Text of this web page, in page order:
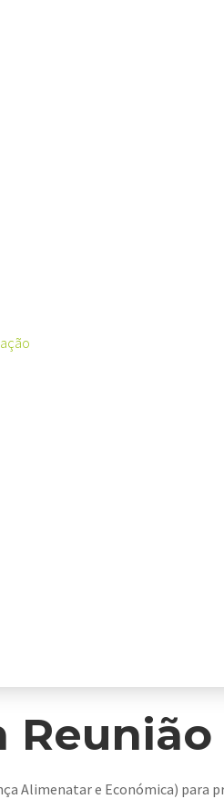
Alimenatar e Económica)